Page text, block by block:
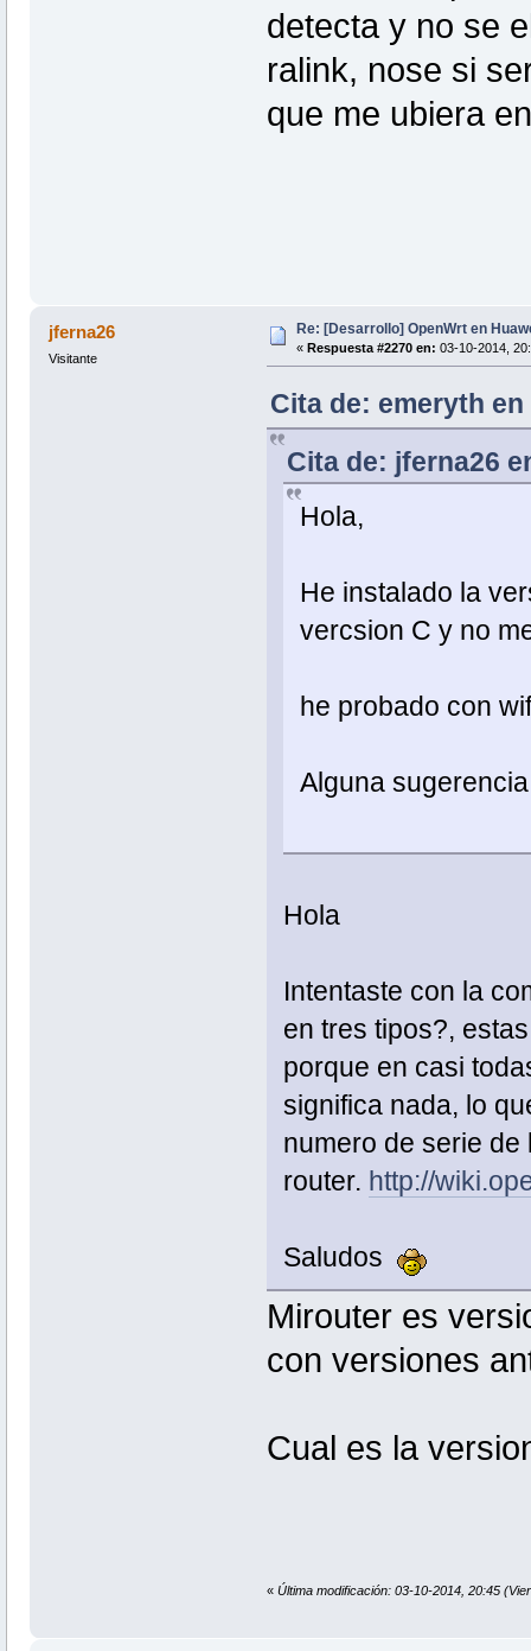
detecta y no se
ralink, nose si
que me ubiera
jferna26
Visitante
Re: [Desarrollo] OpenWrt en
« Respuesta #2270 en: 03-10-2014,
Cita de: emeryth en
Cita de: jferna26
Hola,
He instalado la
vercsion C y no
he probado con
Alguna
Hola
Intentaste con la
en tres tipos?,
porque en casi
significa nada, lo
numero de serie
router. http://
Saludos
Mirouter es
con versiones
Cual es la
« Última modificación: 03-10-2014, 20:45